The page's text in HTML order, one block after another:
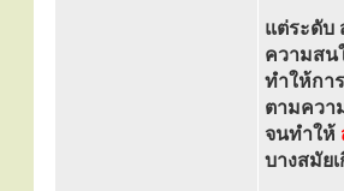
แต่ระดับ
ความสน
ทำให้กา
ตามควา
จนทำให้
บางสมัย